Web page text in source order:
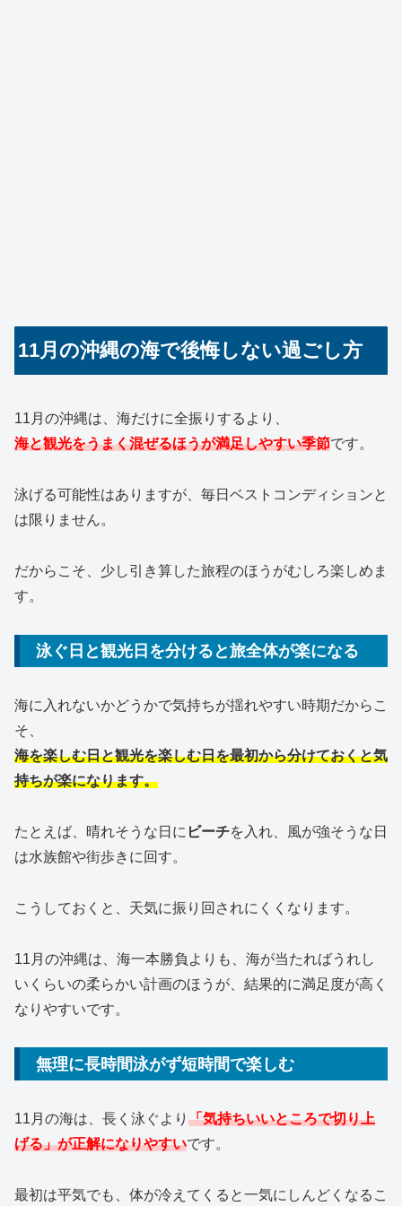
11月の沖縄の海で後悔しない過ごし方
11月の沖縄は、海だけに全振りするより、
海と観光をうまく混ぜるほうが満足しやすい季節です。
泳げる可能性はありますが、毎日ベストコンディションと
は限りません。
だからこそ、少し引き算した旅程のほうがむしろ楽しめま
す。
泳ぐ日と観光日を分けると旅全体が楽になる
海に入れないかどうかで気持ちが揺れやすい時期だからこ
そ、
海を楽しむ日と観光を楽しむ日を最初から分けておくと気
持ちが楽になります。
たとえば、晴れそうな日に ビーチを入れ、風が強そうな日
は水族館や街歩きに回す。
こうしておくと、天気に振り回されにくくなります。
11月の沖縄は、海一本勝負よりも、海が当たればうれし
いくらいの柔らかい計画のほうが、結果的に満足度が高く
なりやすいです。
無理に長時間泳がず短時間で楽しむ
11月の海は、長く泳ぐより 「気持ちいいところで切り上
げる」が正解になりやすいです。
最初は平気でも、体が冷えてくると一気にしんどくなるこ